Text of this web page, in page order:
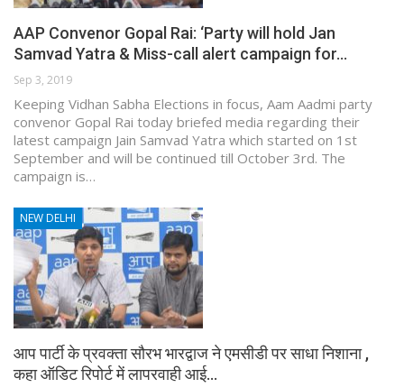
AAP Convenor Gopal Rai: ‘Party will hold Jan
Samvad Yatra & Miss-call alert campaign for…
Sep 3, 2019
Keeping Vidhan Sabha Elections in focus, Aam Aadmi party
convenor Gopal Rai today briefed media regarding their
latest campaign Jain Samvad Yatra which started on 1st
September and will be continued till October 3rd. The
campaign is…
NEW DELHI
आप पार्टी के प्रवक्ता सौरभ भारद्वाज ने एमसीडी पर साधा निशाना ,
कहा ऑडिट रिपोर्ट में लापरवाही आई…